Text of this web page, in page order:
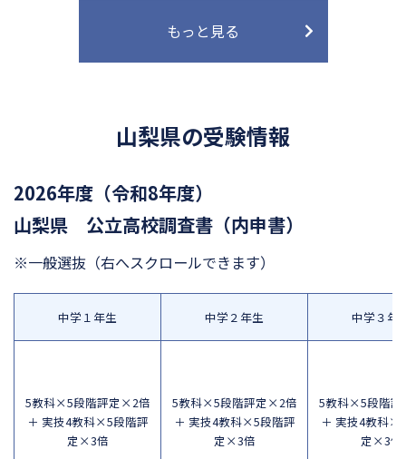
もっと見る
山梨県の受験情報
2026年度（令和8年度）
山梨県 公立高校調査書（内申書）
※一般選抜 （右へスクロールできます）
中学１年生
5教科×5段階評定×2倍
＋ 実技4教科×5段階評
定×3倍
中学２年生
5教科×5段階評定×2倍
＋ 実技4教科×5段階評
定×3倍
中学３年
5教科×5段階
＋ 実技4教科
定×3倍